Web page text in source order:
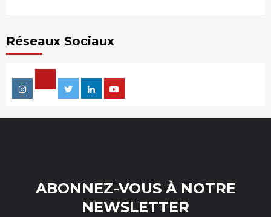
Réseaux Sociaux
Instagram
Facebook
TwitterLinkedin
ABONNEZ-VOUS À NOTRE
NEWSLETTER